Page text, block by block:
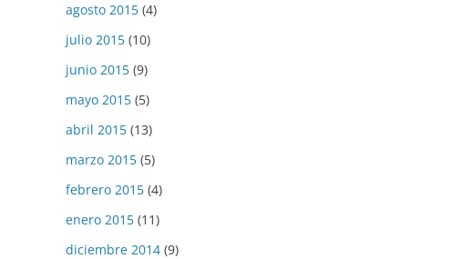
agosto 2015 (4)
julio 2015 (10)
junio 2015 (9)
mayo 2015 (5)
abril 2015 (13)
marzo 2015 (5)
febrero 2015 (4)
enero 2015 (11)
diciembre 2014 (9)